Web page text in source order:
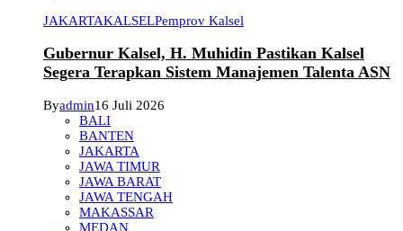
JAKARTAKALSELPemprov Kalsel
Gubernur Kalsel, H. Muhidin Pastikan Kalsel
Segera Terapkan Sistem Manajemen Talenta ASN
Byadmin16 Juli 2026
BALI
BANTEN
JAKARTA
JAWA TIMUR
JAWA BARAT
JAWA TENGAH
MAKASSAR
MEDAN